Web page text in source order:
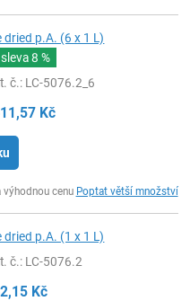
p.A. (6 x 1 L)
sleva8 %
č.: LC-5076.2_6
Kč
cenu Poptat větší množství
p.A. (1 x 1 L)
č.: LC-5076.2
Kč